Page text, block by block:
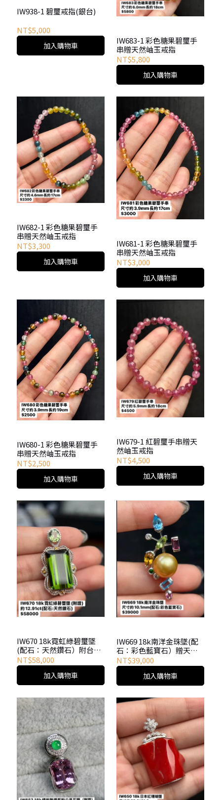
IW938-1 碧璽戒指(銀台)
NT$5,000
加入購物車
IW683-1 彩色糖果碧璽手
串贈天然岫玉戒指
NT$5,800
加入購物車
IW682-1 彩色糖果碧璽手
串贈天然岫玉戒指
NT$3,300
加入購物車
IW681-1 彩色糖果碧璽手
串贈天然岫玉戒指
NT$3,000
加入購物車
IW680-1 彩色糖果碧璽手
串贈天然岫玉戒指
NT$2,500
加入購物車
IW679-1 紅碧璽手串贈天
然岫玉戒指
NT$4,500
加入購物車
IW670 18k霓虹綠碧璽墜
(配石：天然鑽石）附台大
證書、贈天然岫玉戒指
NT$58,000
加入購物車
IW669 18k南洋金珠墜(配
石：彩色藍寶石）贈天然
岫玉戒指
NT$39,000
加入購物車